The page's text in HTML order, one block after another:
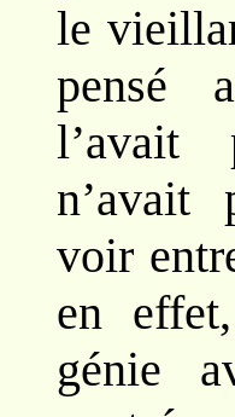
le
pensé
l’avait
n’avait
voir
en
génie